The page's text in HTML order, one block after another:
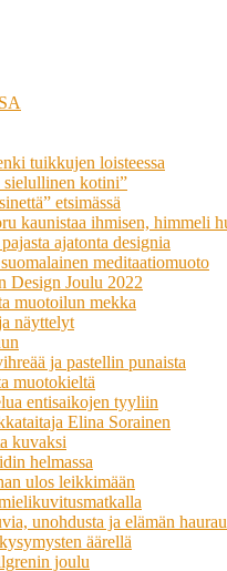
tuikkujen loisteessa
sielullinen kotini”
etsimässä
kaunistaa ihmisen, himmeli
ajatonta designia
meditaatiomuoto
Design Joulu 2022
muotoilun mekka
näyttelyt
ja pastellin punaista
muotokieltä
entisaikojen tyyliin
Elina Sorainen
kuvaksi
helmassa
ulos leikkimään
unohdusta ja elämän
äärellä
joulu